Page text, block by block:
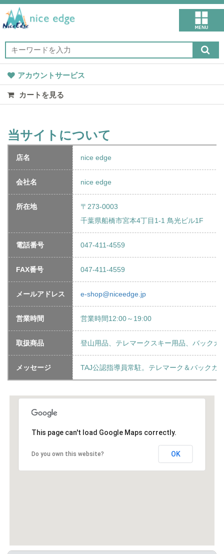
アカウントサービス
カートを見る
当サイトについて
店名 nice edge
会社名 nice edge
所在地
〒273-0003
千葉県船橋市宮本4丁目1-1 鳥光ビル1F
電話番号 047-411-4559
FAX番号 047-411-4559
メールアドレス e-shop@niceedge.jp
営業時間 営業時間12:00～19:00
取扱商品 登山用品、テレマークスキー用品、バックカ
メッセージ TAJ公認指導員常駐。テレマーク＆バックカ
This page can't load Google Maps correctly.
Do you own this website? OK